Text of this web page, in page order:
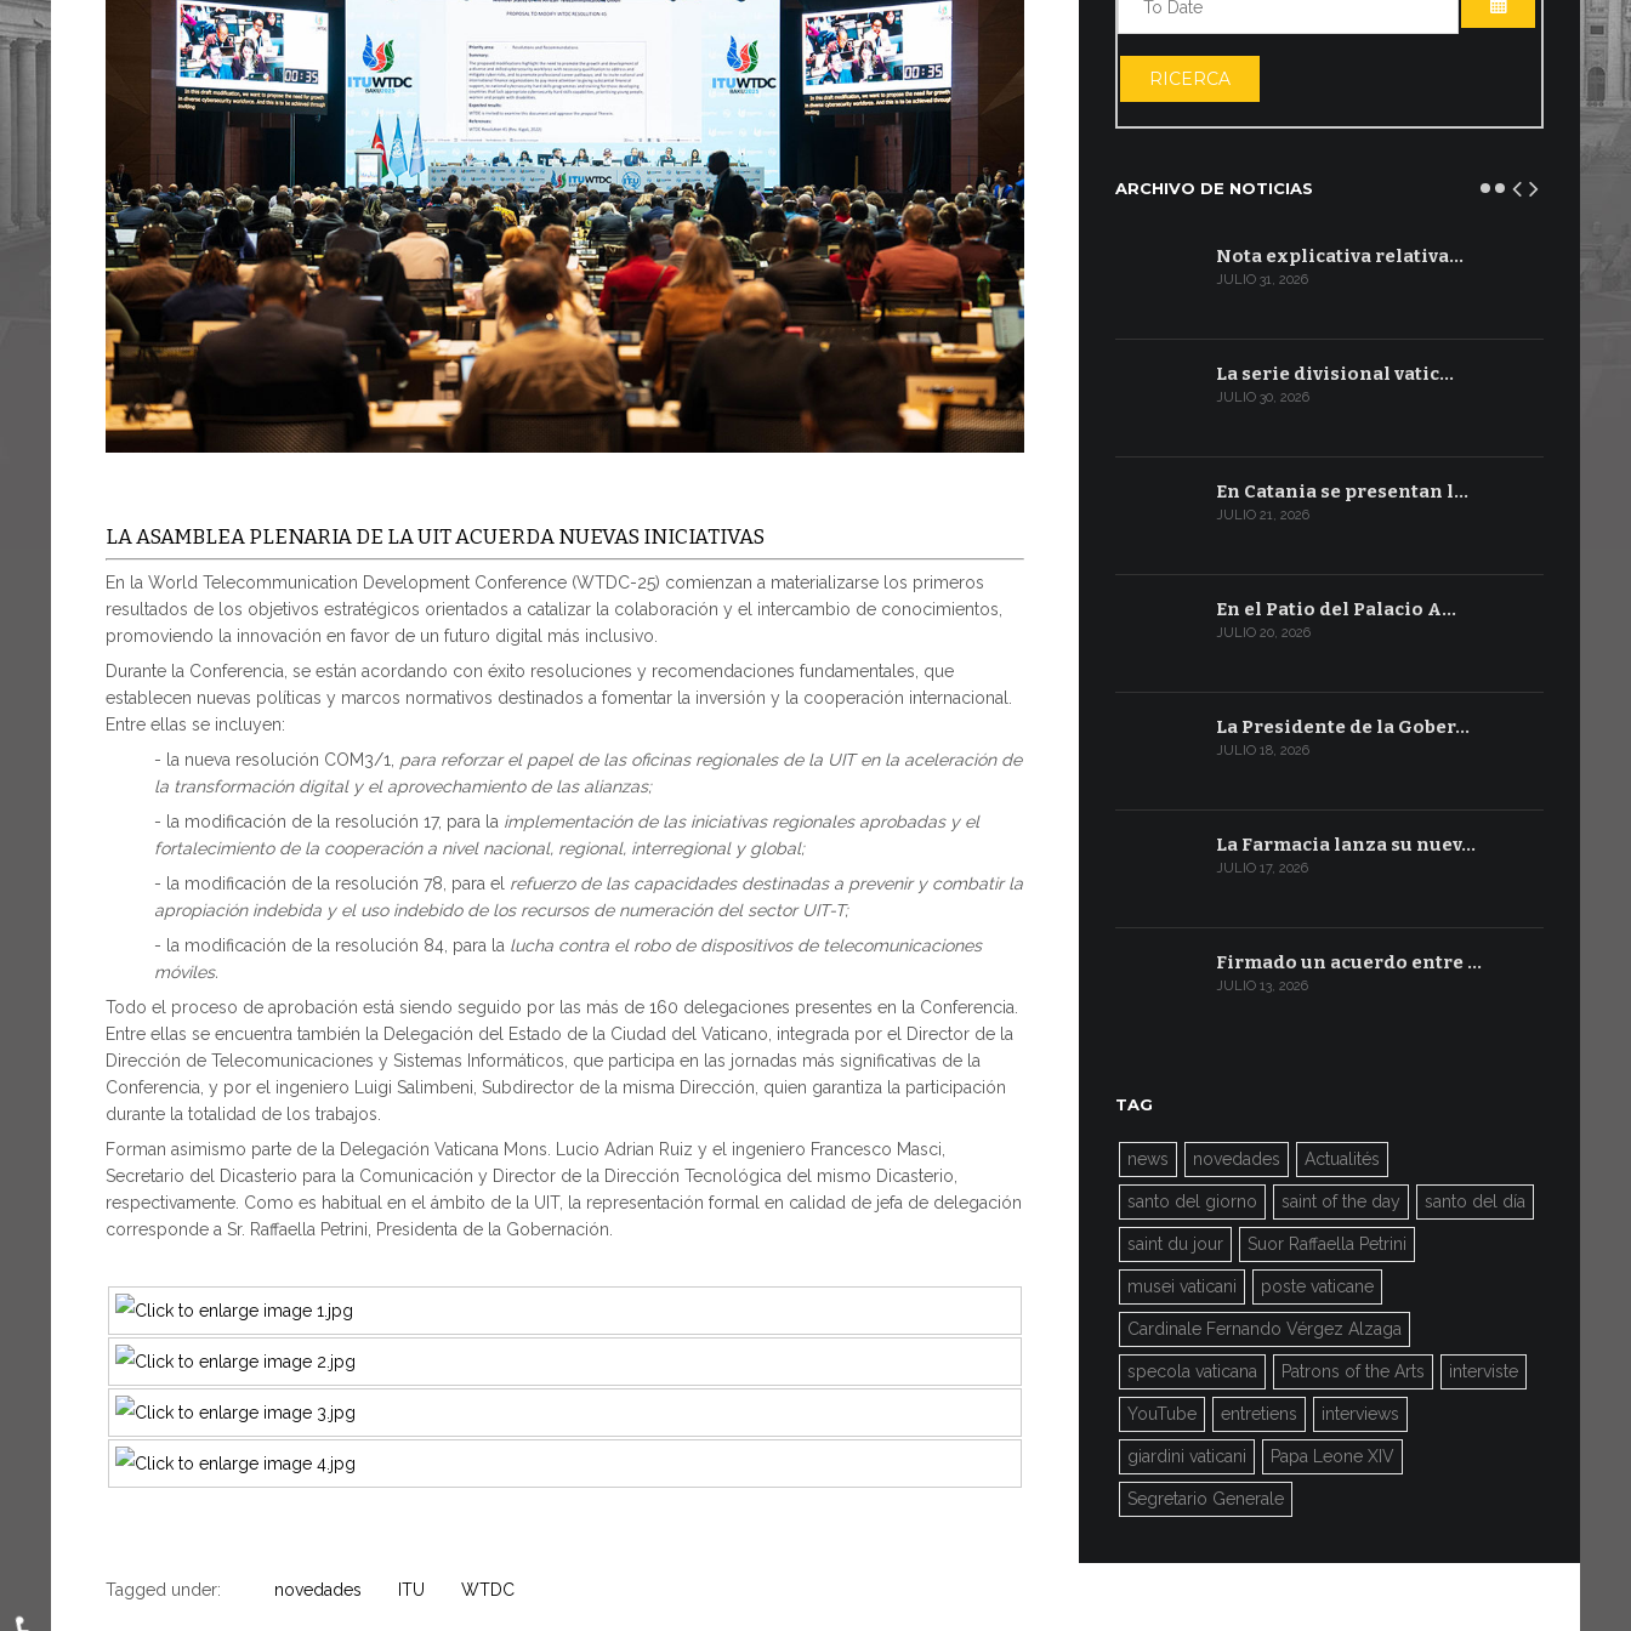
LA ASAMBLEA PLENARIA DE LA UIT ACUERDA NUEVAS INICIATIVAS
En la World Telecommunication Development Conference (WTDC-25) comienzan a materializarse los primeros
resultados de los objetivos estratégicos orientados a catalizar la colaboración y el intercambio de conocimientos,
promoviendo la innovación en favor de un futuro digital más inclusivo.
Durante la Conferencia, se están acordando con éxito resoluciones y recomendaciones fundamentales, que
establecen nuevas políticas y marcos normativos destinados a fomentar la inversión y la cooperación internacional.
Entre ellas se incluyen:
- la nueva resolución COM3/1, para reforzar el papel de las oficinas regionales de la UIT en la aceleración de
la transformación digital y el aprovechamiento de las alianzas;
- la modificación de la resolución 17, para la implementación de las iniciativas regionales aprobadas y el
fortalecimiento de la cooperación a nivel nacional, regional, interregional y global;
- la modificación de la resolución 78, para el refuerzo de las capacidades destinadas a prevenir y combatir la
apropiación indebida y el uso indebido de los recursos de numeración del sector UIT-T;
- la modificación de la resolución 84, para la lucha contra el robo de dispositivos de telecomunicaciones
móviles.
Todo el proceso de aprobación está siendo seguido por las más de 160 delegaciones presentes en la Conferencia.
Entre ellas se encuentra también la Delegación del Estado de la Ciudad del Vaticano, integrada por el Director de la
Dirección de Telecomunicaciones y Sistemas Informáticos, que participa en las jornadas más significativas de la
Conferencia, y por el ingeniero Luigi Salimbeni, Subdirector de la misma Dirección, quien garantiza la participación
durante la totalidad de los trabajos.
Forman asimismo parte de la Delegación Vaticana Mons. Lucio Adrian Ruiz y el ingeniero Francesco Masci,
Secretario del Dicasterio para la Comunicación y Director de la Dirección Tecnológica del mismo Dicasterio,
respectivamente. Como es habitual en el ámbito de la UIT, la representación formal en calidad de jefa de delegación
corresponde a Sr. Raffaella Petrini, Presidenta de la Gobernación.
Tagged under: novedades ITU WTDC
ABRIR EL
RICERCA
ARCHIVO DE NOTICIAS
Nota explicativa relativa…
JULIO 31, 2026
La serie divisional vatic…
JULIO 30, 2026
En Catania se presentan l…
JULIO 21, 2026
En el Patio del Palacio A…
JULIO 20, 2026
La Presidente de la Gober…
JULIO 18, 2026
La Farmacia lanza su nuev…
JULIO 17, 2026
Firmado un acuerdo entre …
JULIO 13, 2026
TAG
news novedades Actualités
santo del giorno saint of the day santo del día
saint du jour Suor Raffaella Petrini
musei vaticani poste vaticane
Cardinale Fernando Vérgez Alzaga
specola vaticana Patrons of the Arts interviste
YouTube entretiens interviews
giardini vaticani Papa Leone XIV
Segretario Generale